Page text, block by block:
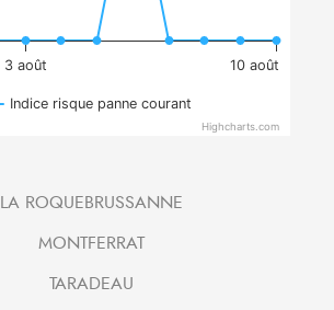
3 août 10 août
Indice risque panne courant
Highcharts.com
LA ROQUEBRUSSANNE
MONTFERRAT
TARADEAU